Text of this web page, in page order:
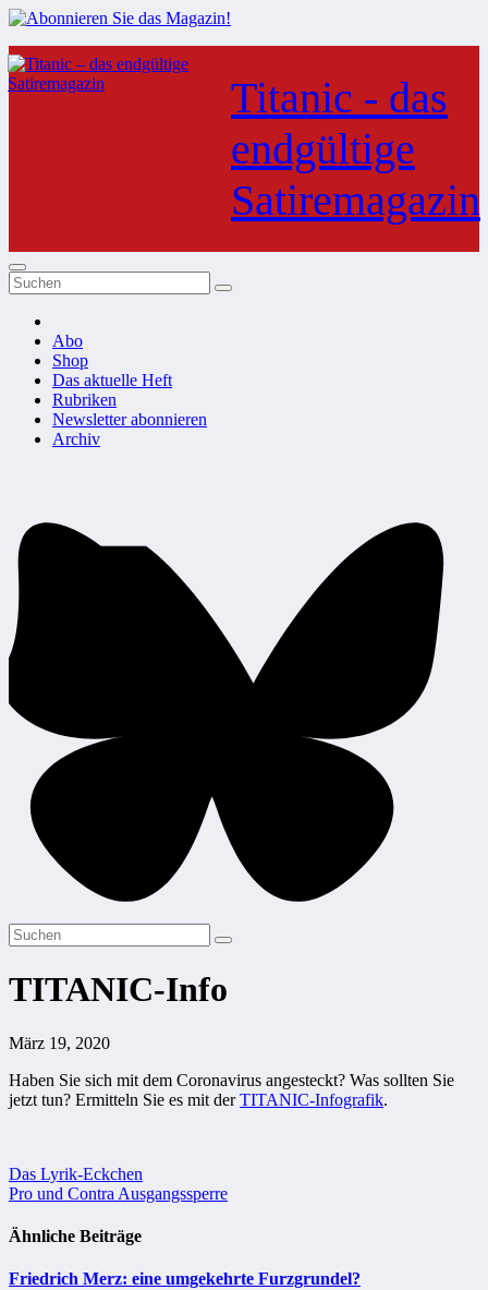
Zum
Inhalt
springen
Titanic - das
endgültige
Satiremagazin
Abo
Shop
Das aktuelle Heft
Rubriken
Newsletter abonnieren
Archiv
TITANIC-Info
März 19, 2020
Haben Sie sich mit dem Coronavirus angesteckt? Was sollten Sie
jetzt tun? Ermitteln Sie es mit derTITANIC-Infografik.
Beitragsnavigation
Das Lyrik-Eckchen
Pro und Contra Ausgangssperre
Ähnliche Beiträge
Friedrich Merz: eine umgekehrte Furzgrundel?